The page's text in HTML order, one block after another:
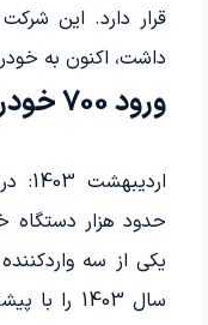
قرار دارد. این
داشت، اکنون به
ورود 700 خودرو در یک هفته
حدود هزار دستگاه
یکی از سه
سال 1403